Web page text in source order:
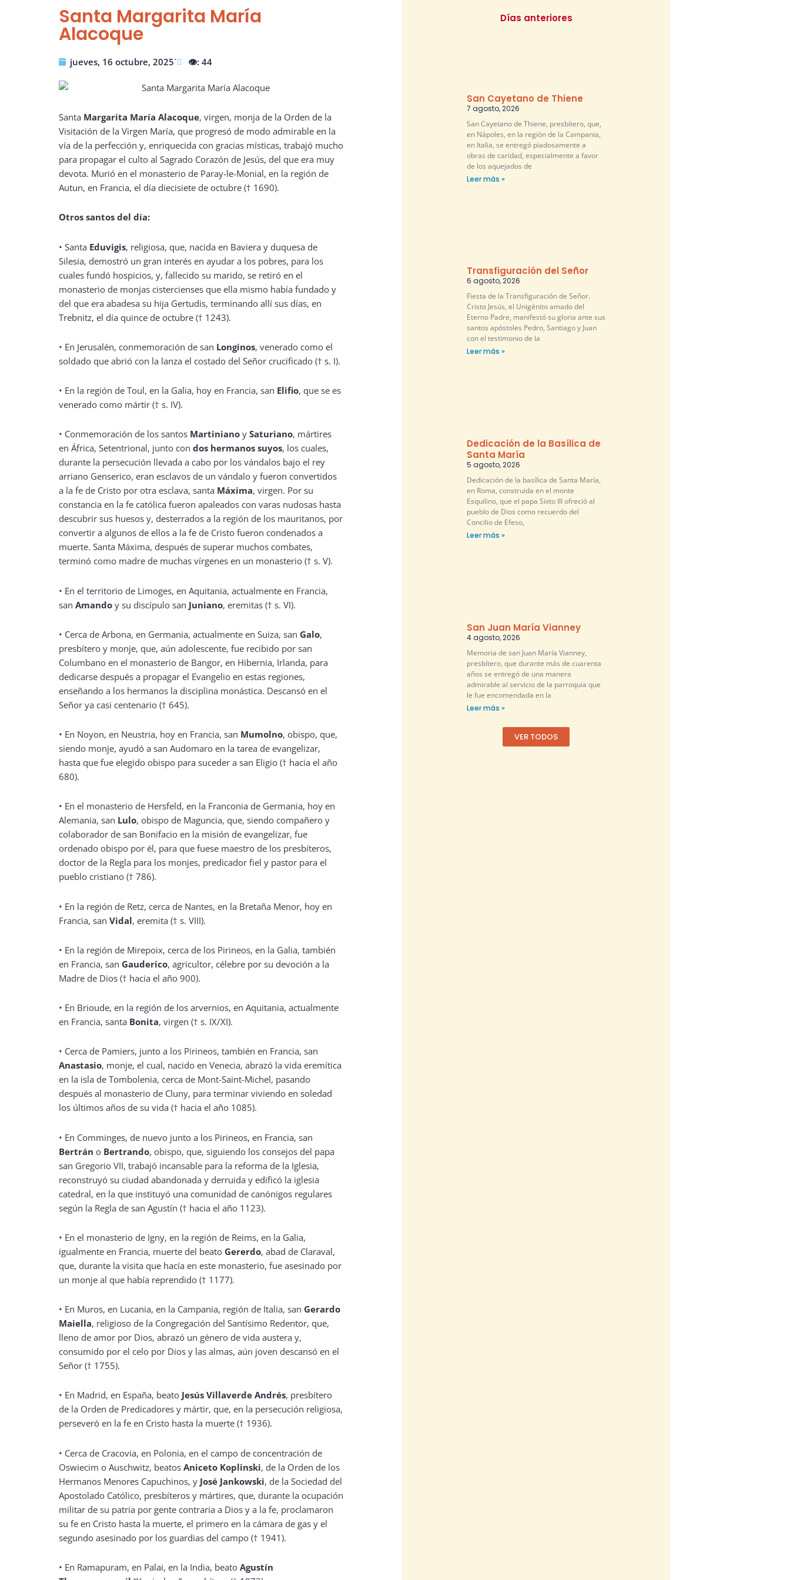
Santa Margarita María
Alacoque
jueves, 16 octubre, 2025˙ 👁️: 44
Santa Margarita María Alacoque, virgen, monja de la Orden de la
Visitación de la Virgen María, que progresó de modo admirable en la
vía de la perfección y, enriquecida con gracias místicas, trabajó mucho
para propagar el culto al Sagrado Corazón de Jesús, del que era muy
devota. Murió en el monasterio de Paray-le-Monial, en la región de
Autun, en Francia, el día diecisiete de octubre († 1690).
Otros santos del día:
• Santa Eduvigis, religiosa, que, nacida en Baviera y duquesa de
Silesia, demostró un gran interés en ayudar a los pobres, para los
cuales fundó hospicios, y, fallecido su marido, se retiró en el
monasterio de monjas cistercienses que ella mismo había fundado y
del que era abadesa su hija Gertudis, terminando allí sus días, en
Trebnitz, el día quince de octubre († 1243).
• En Jerusalén, conmemoración de san Longinos, venerado como el
soldado que abrió con la lanza el costado del Señor crucificado († s. I).
• En la región de Toul, en la Galia, hoy en Francia, san Elifio, que se es
venerado como mártir († s. IV).
• Conmemoración de los santos Martiniano y Saturiano, mártires
en África, Setentrional, junto con dos hermanos suyos, los cuales,
durante la persecución llevada a cabo por los vándalos bajo el rey
arriano Genserico, eran esclavos de un vándalo y fueron convertidos
a la fe de Cristo por otra esclava, santa Máxima, virgen. Por su
constancia en la fe católica fueron apaleados con varas nudosas hasta
descubrir sus huesos y, desterrados a la región de los mauritanos, por
convertir a algunos de ellos a la fe de Cristo fueron condenados a
muerte. Santa Máxima, después de superar muchos combates,
terminó como madre de muchas vírgenes en un monasterio († s. V).
• En el territorio de Limoges, en Aquitania, actualmente en Francia,
san Amando y su discípulo san Juniano, eremitas († s. VI).
• Cerca de Arbona, en Germania, actualmente en Suiza, san Galo,
presbítero y monje, que, aún adolescente, fue recibido por san
Columbano en el monasterio de Bangor, en Hibernia, Irlanda, para
dedicarse después a propagar el Evangelio en estas regiones,
enseñando a los hermanos la disciplina monástica. Descansó en el
Señor ya casi centenario († 645).
• En Noyon, en Neustria, hoy en Francia, san Mumolno, obispo, que,
siendo monje, ayudó a san Audomaro en la tarea de evangelizar,
hasta que fue elegido obispo para suceder a san Eligio († hacia el año
680).
• En el monasterio de Hersfeld, en la Franconia de Germania, hoy en
Alemania, san Lulo, obispo de Maguncia, que, siendo compañero y
colaborador de san Bonifacio en la misión de evangelizar, fue
ordenado obispo por él, para que fuese maestro de los presbíteros,
doctor de la Regla para los monjes, predicador fiel y pastor para el
pueblo cristiano († 786).
• En la región de Retz, cerca de Nantes, en la Bretaña Menor, hoy en
Francia, san Vidal, eremita († s. VIII).
• En la región de Mirepoix, cerca de los Pirineos, en la Galia, también
en Francia, san Gauderico, agricultor, célebre por su devoción a la
Madre de Dios († hacia el año 900).
• En Brioude, en la región de los arvernios, en Aquitania, actualmente
en Francia, santa Bonita, virgen († s. IX/XI).
• Cerca de Pamiers, junto a los Pirineos, también en Francia, san
Anastasio, monje, el cual, nacido en Venecia, abrazó la vida eremítica
en la isla de Tombolenia, cerca de Mont-Saint-Michel, pasando
después al monasterio de Cluny, para terminar viviendo en soledad
los últimos años de su vida († hacia el año 1085).
• En Comminges, de nuevo junto a los Pirineos, en Francia, san
Bertrán o Bertrando, obispo, que, siguiendo los consejos del papa
san Gregorio VII, trabajó incansable para la reforma de la Iglesia,
reconstruyó su ciudad abandonada y derruida y edificó la iglesia
catedral, en la que instituyó una comunidad de canónigos regulares
según la Regla de san Agustín († hacia el año 1123).
• En el monasterio de Igny, en la región de Reims, en la Galia,
igualmente en Francia, muerte del beato Gererdo, abad de Claraval,
que, durante la visita que hacía en este monasterio, fue asesinado por
un monje al que había reprendido († 1177).
• En Muros, en Lucania, en la Campania, región de Italia, san Gerardo
Maiella, religioso de la Congregación del Santísimo Redentor, que,
lleno de amor por Dios, abrazó un género de vida austera y,
consumido por el celo por Dios y las almas, aún joven descansó en el
Señor († 1755).
• En Madrid, en España, beato Jesús Villaverde Andrés, presbítero
de la Orden de Predicadores y mártir, que, en la persecución religiosa,
perseveró en la fe en Cristo hasta la muerte († 1936).
• Cerca de Cracovia, en Polonia, en el campo de concentración de
Oswiecim o Auschwitz, beatos Aniceto Koplinski, de la Orden de los
Hermanos Menores Capuchinos, y José Jankowski, de la Sociedad del
Apostolado Católico, presbíteros y mártires, que, durante la ocupación
militar de su patria por gente contraria a Dios y a la fe, proclamaron
su fe en Cristo hasta la muerte, el primero en la cámara de gas y el
segundo asesinado por los guardias del campo († 1941).
• En Ramapuram, en Palai, en la India, beato Agustín
Días anteriores
San Cayetano de Thiene
7 agosto, 2026
San Cayetano de Thiene, presbítero, que,
en Nápoles, en la región de la Campania,
en Italia, se entregó piadosamente a
obras de caridad, especialmente a favor
de los aquejados de
Leer más »
Transfiguración del Señor
6 agosto, 2026
Fiesta de la Transfiguración de Señor.
Cristo Jesús, el Unigénito amado del
Eterno Padre, manifestó su gloria ante sus
santos apóstoles Pedro, Santiago y Juan
con el testimonio de la
Leer más »
Dedicación de la Basílica de
Santa María
5 agosto, 2026
Dedicación de la basílica de Santa María,
en Roma, construida en el monte
Esquilino, que el papa Sixto III ofreció al
pueblo de Dios como recuerdo del
Concilio de Efeso,
Leer más »
San Juan María Vianney
4 agosto, 2026
Memoria de san Juan María Vianney,
presbítero, que durante más de cuarenta
años se entregó de una manera
admirable al servicio de la parroquia que
le fue encomendada en la
Leer más »
VER TODOS